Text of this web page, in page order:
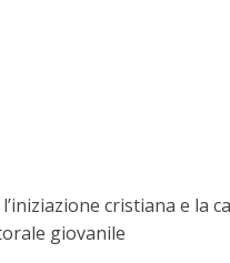
cristiana e la
giovanile